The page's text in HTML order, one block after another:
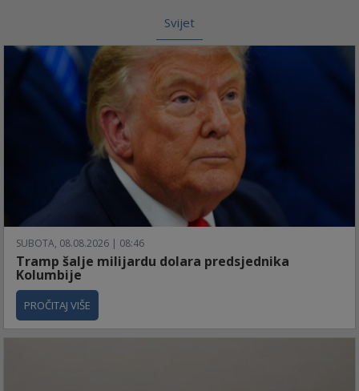
Svijet
SUBOTA, 08.08.2026 | 08:46
Tramp šalje milijardu dolara predsjednika
Kolumbije
PROČITAJ VIŠE